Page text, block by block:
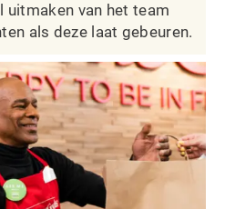
uitmaken van het team
als deze laat gebeuren.